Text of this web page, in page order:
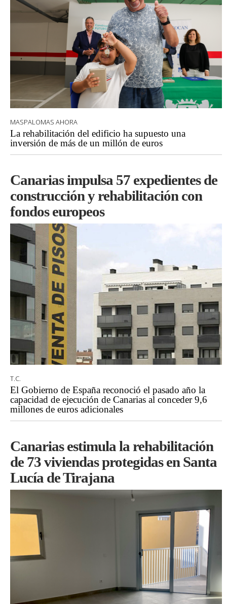
MASPALOMAS AHORA
La rehabilitación del edificio ha supuesto una
inversión de más de un millón de euros
Canarias impulsa 57 expedientes de
construcción y rehabilitación con
fondos europeos
T.C.
El Gobierno de España reconoció el pasado año la
capacidad de ejecución de Canarias al conceder 9,6
millones de euros adicionales
Canarias estimula la rehabilitación
de 73 viviendas protegidas en Santa
Lucía de Tirajana